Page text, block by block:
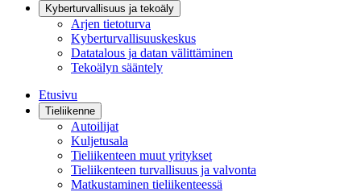
Kyberturvallisuus ja tekoäly
Arjen tietoturva
Kyberturvallisuuskeskus
Datatalous ja datan välittäminen
Tekoälyn sääntely
Etusivu
Tieliikenne
Autoilijat
Kuljetusala
Tieliikenteen muut yritykset
Tieliikenteen turvallisuus ja valvonta
Matkustaminen tieliikenteessä